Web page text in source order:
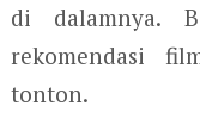
di dalamnya.
rekomendasi
tonton.